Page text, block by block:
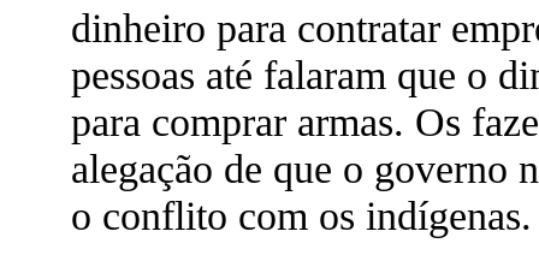
dinheiro para contratar
pessoas até falaram que o
para comprar armas. Os
alegação de que o governo
o conflito com os indígenas.